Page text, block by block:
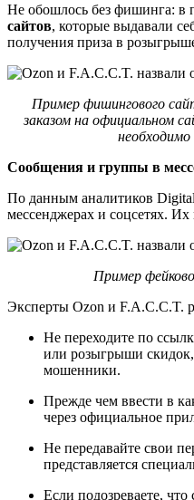
Не обошлось без фишинга: в
сайтов, которые выдавали
получения приза в
Пример фишингового
заказом на официальном
Сообщения и группы в
По данным аналитиков
мессенджерах и соцсетях. Их
Пример
Эксперты Ozon и F.A.C.C.T.
Не переходите по
или розыгрыши скидок,
мошенники.
Прежде чем ввести в
через официальное
Не передавайте свои
представляется
Если подозреваете,